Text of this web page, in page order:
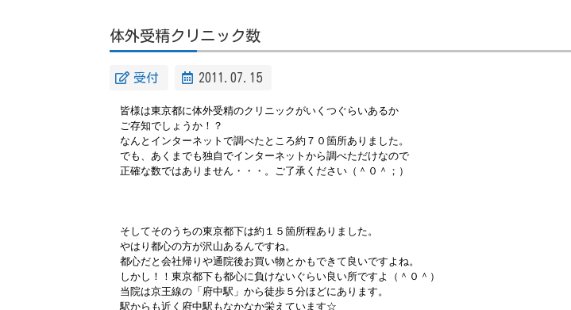
体外受精クリニック数
受付 2011.07.15
皆様は東京都に体外受精のクリニックがいくつぐらいあるか
ご存知でしょうか！？
なんとインターネットで調べたところ約７０箇所ありました。
でも、あくまでも独自でインターネットから調べただけなので
正確な数ではありません・・・。 ご了承ください（＾０＾；）
そしてそのうちの東京都下は約１５箇所程ありました。
やはり都心の方が沢山あるんですね。
都心だと会社帰りや通院後お買い物とかもできて良いですよね。
しかし！！東京都下も都心に負けないぐらい良い所ですよ（＾０＾）
当院は京王線の「府中駅」から徒歩５分ほどにあります。
駅からも近く府中駅もなかなか栄えています☆